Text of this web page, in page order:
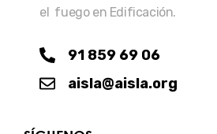
el fuego en Edificación.
91 859 69 06
aisla@aisla.org